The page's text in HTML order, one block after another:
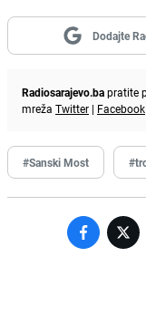
Dodajte
Radiosarajevo.bapratite
mreža Twitter | Facebook
#Sanski Most